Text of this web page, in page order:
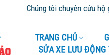
Chúng tôi chuyên cứu hộ giao
TRANG CHỦ
SỬA XE LƯU ĐỘNG